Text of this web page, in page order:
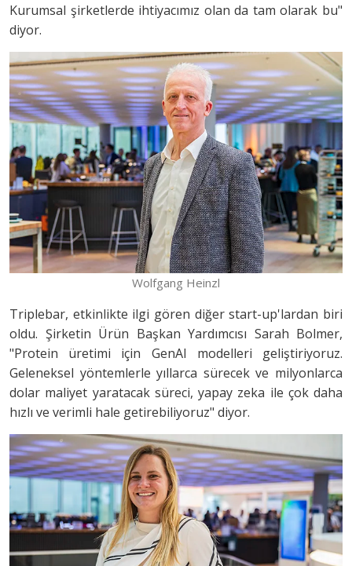
Kurumsal şirketlerde ihtiyacımız olan da tam olarak bu"
diyor.
Wolfgang Heinzl
Triplebar, etkinlikte ilgi gören diğer start-up'lardan biri
oldu. Şirketin Ürün Başkan Yardımcısı Sarah Bolmer,
"Protein üretimi için GenAI modelleri geliştiriyoruz.
Geleneksel yöntemlerle yıllarca sürecek ve milyonlarca
dolar maliyet yaratacak süreci, yapay zeka ile çok daha
hızlı ve verimli hale getirebiliyoruz" diyor.